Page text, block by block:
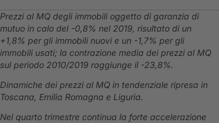
Prezzi al MQ degli immobili oggetto di garanzia di
mutuo in calo del -0,8% nel 2019, risultato di un
+1,8% per gli immobili nuovi e un -1,7% per gli
immobili usati; la contrazione media dei prezzi al MQ
sul periodo 2010/2019 raggiunge il -23,8%.
Dinamiche dei prezzi al MQ in tendenziale ripresa in
Toscana, Emilia Romagna e Liguria.
Nel quarto trimestre continua la forte accelerazione